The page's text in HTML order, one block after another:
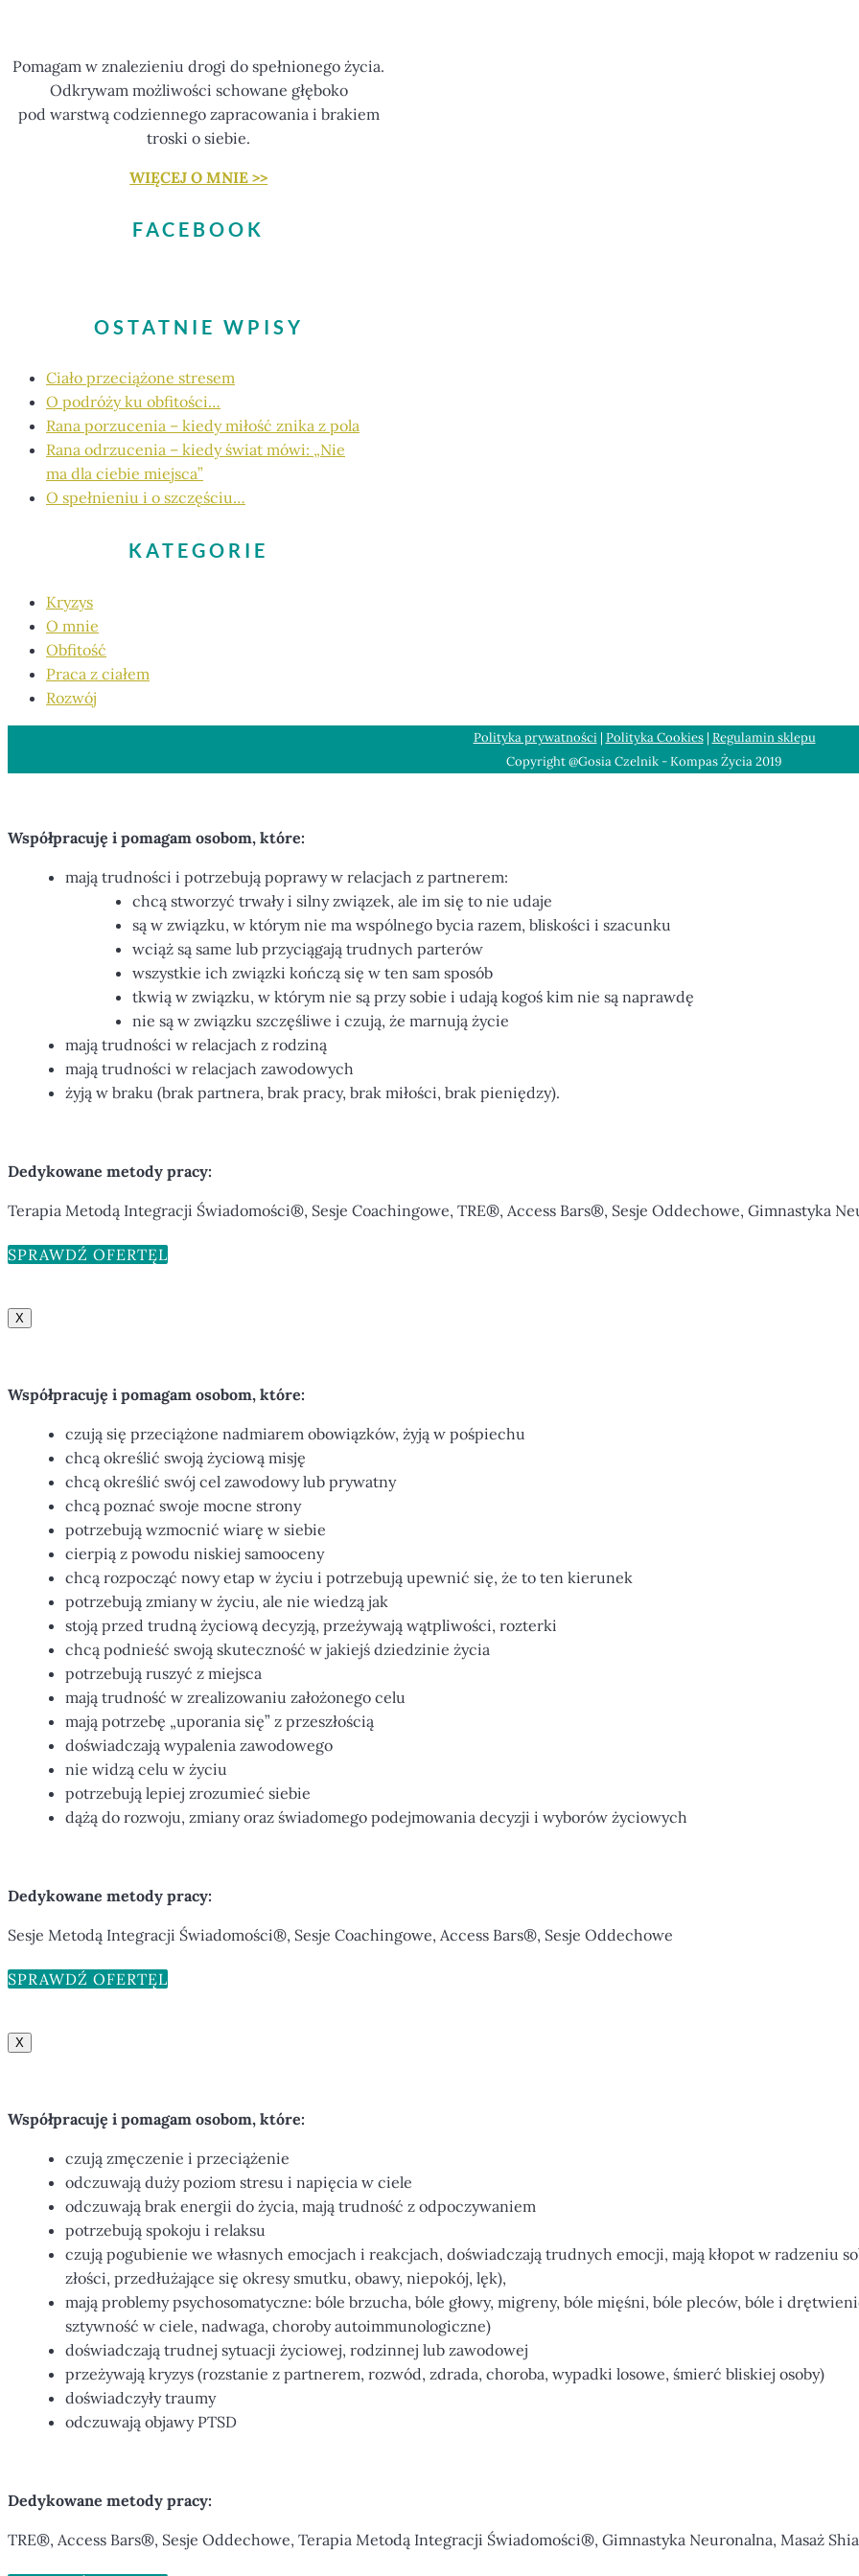
Pomagam w znalezieniu drogi do spełnionego życia.
Odkrywam możliwości schowane głęboko
pod warstwą codziennego zapracowania i brakiem
troski o siebie.
WIĘCEJ O MNIE >>
FACEBOOK
OSTATNIE WPISY
Ciało przeciążone stresem
O podróży ku obfitości…
Rana porzucenia – kiedy miłość znika z pola
Rana odrzucenia – kiedy świat mówi: „Nie
ma dla ciebie miejsca”
O spełnieniu i o szczęściu…
KATEGORIE
Kryzys
O mnie
Obfitość
Praca z ciałem
Rozwój
Polityka prywatności| Polityka Cookies| Regulamin sklepu
Copyright @Gosia Czelnik - Kompas Życia 2019
Współpracuję i pomagam osobom, które:
mają trudności i potrzebują poprawy w relacjach z partnerem:
chcą stworzyć trwały i silny związek, ale im się to nie udaje
są w związku, w którym nie ma wspólnego bycia razem, bliskości i szacunku
wciąż są same lub przyciągają trudnych parterów
wszystkie ich związki kończą się w ten sam sposób
tkwią w związku, w którym nie są przy sobie i udają kogoś kim nie są naprawdę
nie są w związku szczęśliwe i czują, że marnują życie
mają trudności w relacjach z rodziną
mają trudności w relacjach zawodowych
żyją w braku (brak partnera, brak pracy, brak miłości, brak pieniędzy).
Dedykowane metody pracy:
Terapia Metodą Integracji Świadomości®, Sesje Coachingowe, TRE®, Access Bars®, Sesje Oddechowe, Gimnastyka
SPRAWDŹ OFERTĘ
X
Współpracuję i pomagam osobom, które:
czują się przeciążone nadmiarem obowiązków, żyją w pośpiechu
chcą określić swoją życiową misję
chcą określić swój cel zawodowy lub prywatny
chcą poznać swoje mocne strony
potrzebują wzmocnić wiarę w siebie
cierpią z powodu niskiej samooceny
chcą rozpocząć nowy etap w życiu i potrzebują upewnić się, że to ten kierunek
potrzebują zmiany w życiu, ale nie wiedzą jak
stoją przed trudną życiową decyzją, przeżywają wątpliwości, rozterki
chcą podnieść swoją skuteczność w jakiejś dziedzinie życia
potrzebują ruszyć z miejsca
mają trudność w zrealizowaniu założonego celu
mają potrzebę „uporania się” z przeszłością
doświadczają wypalenia zawodowego
nie widzą celu w życiu
potrzebują lepiej zrozumieć siebie
dążą do rozwoju, zmiany oraz świadomego podejmowania decyzji i wyborów życiowych
Dedykowane metody pracy:
Sesje Metodą Integracji Świadomości®, Sesje Coachingowe, Access Bars®, Sesje Oddechowe
SPRAWDŹ OFERTĘ
X
Współpracuję i pomagam osobom, które:
czują zmęczenie i przeciążenie
odczuwają duży poziom stresu i napięcia w ciele
odczuwają brak energii do życia, mają trudność z odpoczywaniem
potrzebują spokoju i relaksu
czują pogubienie we własnych emocjach i reakcjach, doświadczają trudnych emocji, mają kłopot w radzeniu
złości, przedłużające się okresy smutku, obawy, niepokój, lęk),
mają problemy psychosomatyczne: bóle brzucha, bóle głowy, migreny, bóle mięśni, bóle pleców, bóle i
sztywność w ciele, nadwaga, choroby autoimmunologiczne)
doświadczają trudnej sytuacji życiowej, rodzinnej lub zawodowej
przeżywają kryzys (rozstanie z partnerem, rozwód, zdrada, choroba, wypadki losowe, śmierć bliskiej osoby)
doświadczyły traumy
odczuwają objawy PTSD
Dedykowane metody pracy:
TRE®, Access Bars®, Sesje Oddechowe, Terapia Metodą Integracji Świadomości®, Gimnastyka Neuronalna, Masaż